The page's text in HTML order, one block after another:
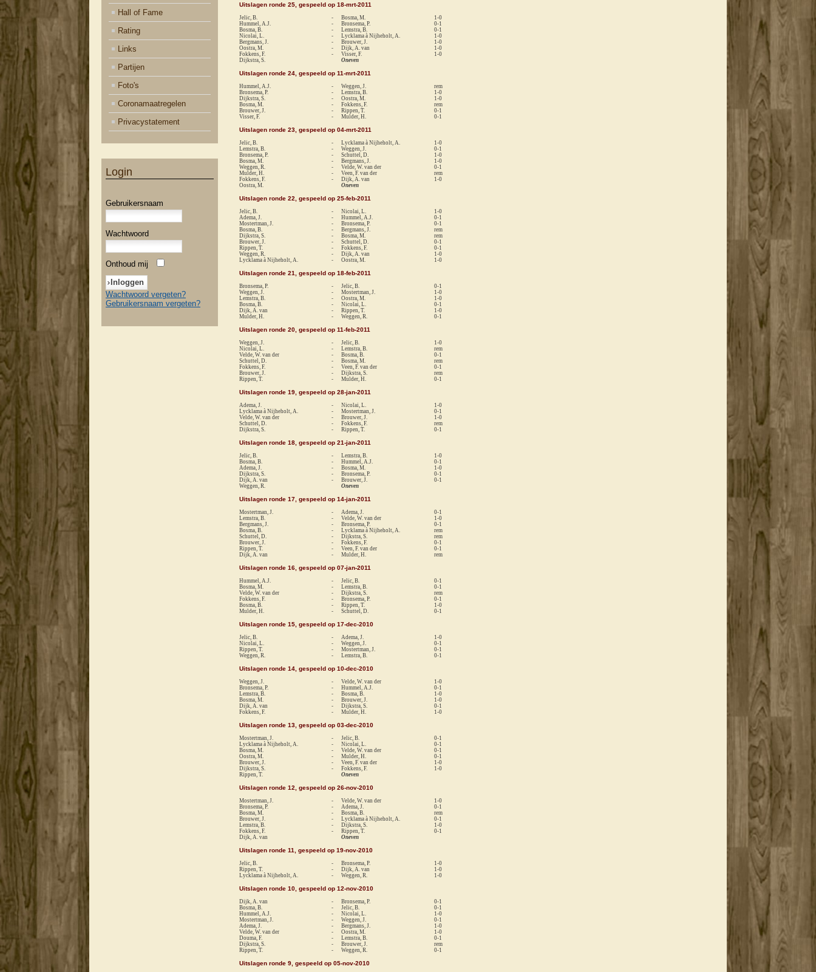
Hall of Fame
Rating
Links
Partijen
Foto's
Coronamaatregelen
Privacystatement
Login
Gebruikersnaam
Wachtwoord
Onthoud mij
Wachtwoord vergeten?
Gebruikersnaam vergeten?
Uitslagen ronde 25, gespeeld op 18-mrt-2011
Jelic, B. - Bosma, M.
1-0
Hummel, A.J.
- Bronsema, P.
0-1
Bosma, B.
- Lemstra, B.
0-1
Nicolai, L.
- Lycklama à Nijheholt, A.
1-0
Bergmans, J.
- Brouwer, J.
1-0
Oostra, M.
- Dijk, A. van
1-0
Fokkens, F.
- Visser, F.
1-0
Dijkstra, S.
Oneven
Uitslagen ronde 24, gespeeld op 11-mrt-2011
Hummel, A.J. - Weggen, J.
rem
Bronsema, P.
- Lemstra, B.
1-0
Dijkstra, S.
- Oostra, M.
1-0
Bosma, M.
- Fokkens, F.
rem
Brouwer, J.
- Rippen, T.
0-1
Visser, F.
- Mulder, H. 0-1
Uitslagen ronde 23, gespeeld op 04-mrt-2011
Jelic, B. - Lycklama à Nijheholt, A.
1-0
Lemstra, B.
- Weggen, J.
0-1
Bronsema, P.
- Schuttel, D.
1-0
Bosma, M.
- Bergmans, J.
1-0
Weggen, R.
- Velde, W. van der
0-1
Mulder, H.
- Veen, F. van der
rem
Fokkens, F.
- Dijk, A. van
1-0
Oostra, M.
Oneven
Uitslagen ronde 22, gespeeld op 25-feb-2011
Jelic, B. - Nicolai, L.
1-0
Adema, J.
- Hummel, A.J.
0-1
Mostertman, J.
- Bronsema, P.
0-1
Bosma, B.
- Bergmans, J.
rem
Dijkstra, S.
- Bosma, M.
rem
Brouwer, J.
- Schuttel, D.
0-1
Rippen, T.
- Fokkens, F.
0-1
Weggen, R.
- Dijk, A. van
1-0
Lycklama à Nijheholt, A.
- Oostra, M. 1-0
Uitslagen ronde 21, gespeeld op 18-feb-2011
Bronsema, P. - Jelic, B.
0-1
Weggen, J.
- Mostertman, J.
1-0
Lemstra, B.
- Oostra, M.
1-0
Bosma, B.
- Nicolai, L.
0-1
Dijk, A. van
- Rippen, T.
1-0
Mulder, H.
- Weggen, R. 0-1
Uitslagen ronde 20, gespeeld op 11-feb-2011
Weggen, J. - Jelic, B.
1-0
Nicolai, L.
- Lemstra, B.
rem
Velde, W. van der
- Bosma, B.
0-1
Schuttel, D.
- Bosma, M.
rem
Fokkens, F.
- Veen, F. van der
0-1
Brouwer, J.
- Dijkstra, S.
rem
Rippen, T.
- Mulder, H. 0-1
Uitslagen ronde 19, gespeeld op 28-jan-2011
Adema, J. - Nicolai, L.
1-0
Lycklama à Nijheholt, A.
- Mostertman, J.
0-1
Velde, W. van der
- Brouwer, J.
1-0
Schuttel, D.
- Fokkens, F.
rem
Dijkstra, S.
- Rippen, T. 0-1
Uitslagen ronde 18, gespeeld op 21-jan-2011
Jelic, B. - Lemstra, B.
1-0
Bosma, B.
- Hummel, A.J.
0-1
Adema, J.
- Bosma, M.
1-0
Dijkstra, S.
- Bronsema, P.
0-1
Dijk, A. van
- Brouwer, J.
0-1
Weggen, R.
Oneven
Uitslagen ronde 17, gespeeld op 14-jan-2011
Mostertman, J. - Adema, J.
0-1
Lemstra, B.
- Velde, W. van der
1-0
Bergmans, J.
- Bronsema, P.
0-1
Bosma, B.
- Lycklama à Nijheholt, A.
rem
Schuttel, D.
- Dijkstra, S.
rem
Brouwer, J.
- Fokkens, F.
0-1
Rippen, T.
- Veen, F. van der
0-1
Dijk, A. van
- Mulder, H. rem
Uitslagen ronde 16, gespeeld op 07-jan-2011
Hummel, A.J. - Jelic, B.
0-1
Bosma, M.
- Lemstra, B.
0-1
Velde, W. van der
- Dijkstra, S.
rem
Fokkens, F.
- Bronsema, P.
0-1
Bosma, B.
- Rippen, T.
1-0
Mulder, H.
- Schuttel, D. 0-1
Uitslagen ronde 15, gespeeld op 17-dec-2010
Jelic, B. - Adema, J.
1-0
Nicolai, L.
- Weggen, J.
0-1
Rippen, T.
- Mostertman, J.
0-1
Weggen, R.
- Lemstra, B. 0-1
Uitslagen ronde 14, gespeeld op 10-dec-2010
Weggen, J. - Velde, W. van der
1-0
Bronsema, P.
- Hummel, A.J.
0-1
Lemstra, B.
- Bosma, B.
1-0
Bosma, M.
- Brouwer, J.
1-0
Dijk, A. van
- Dijkstra, S.
0-1
Fokkens, F.
- Mulder, H. 1-0
Uitslagen ronde 13, gespeeld op 03-dec-2010
Mostertman, J. - Jelic, B.
0-1
Lycklama à Nijheholt, A.
- Nicolai, L.
0-1
Bosma, M.
- Velde, W. van der
0-1
Oostra, M.
- Mulder, H.
0-1
Brouwer, J.
- Veen, F. van der
1-0
Dijkstra, S.
- Fokkens, F.
1-0
Rippen, T.
Oneven
Uitslagen ronde 12, gespeeld op 26-nov-2010
Mostertman, J. - Velde, W. van der
1-0
Bronsema, P.
- Adema, J.
0-1
Bosma, M.
- Bosma, B.
rem
Brouwer, J.
- Lycklama à Nijheholt, A.
0-1
Lemstra, B.
- Dijkstra, S.
1-0
Fokkens, F.
- Rippen, T.
0-1
Dijk, A. van
Oneven
Uitslagen ronde 11, gespeeld op 19-nov-2010
Jelic, B. - Bronsema, P.
1-0
Rippen, T.
- Dijk, A. van
1-0
Lycklama à Nijheholt, A.
- Weggen, R. 1-0
Uitslagen ronde 10, gespeeld op 12-nov-2010
Dijk, A. van - Bronsema, P.
0-1
Bosma, B.
- Jelic, B.
0-1
Hummel, A.J.
- Nicolai, L.
1-0
Mostertman, J.
- Weggen, J.
0-1
Adema, J.
- Bergmans, J.
1-0
Velde, W. van der
- Oostra, M.
1-0
Douma, F.
- Lemstra, B.
0-1
Dijkstra, S.
- Brouwer, J.
rem
Rippen, T.
- Weggen, R. 0-1
Uitslagen ronde 9, gespeeld op 05-nov-2010